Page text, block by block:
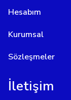
Hesabım
Kurumsal
Sözleşmeler
İletişim